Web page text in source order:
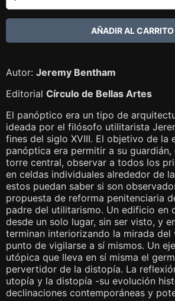
Autor: Jeremy Bentham
Editorial Círculo de Bellas Artes
El panóptico era un tipo de
ideada por el filósofo utilitarista
fines del siglo XVIII. El objetivo de la
panóptica era permitir a su guardián,
torre central, observar a todos los
en celdas individuales alrededor de
estos puedan saber si son
propuesta de reforma penitenciaria
padre del utilitarismo. Un edificio en
desde un solo lugar, sin ser visto, y
terminan interiorizando la mirada del
punto de vigilarse a sí mismos. Un
utópica que lleva en sí misma el
pervertidor de la distopía. La
utopía y la distopía -su evolución
declinaciones contemporáneas y